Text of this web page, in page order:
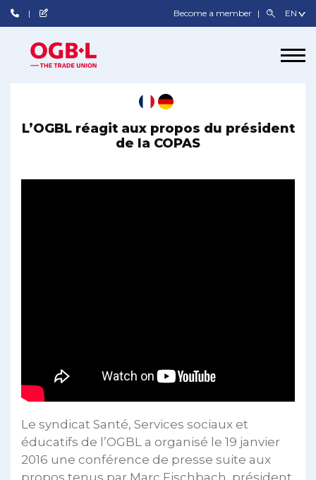
Become a member
L’OGBL réagit aux propos du président
de la COPAS
Le syndicat Santé, Services sociaux et
éducatifs de l’OGBL a organisé le 19 janvier
2016 une conférence de presse suite aux
propos tenus par Marc Fischbach, président